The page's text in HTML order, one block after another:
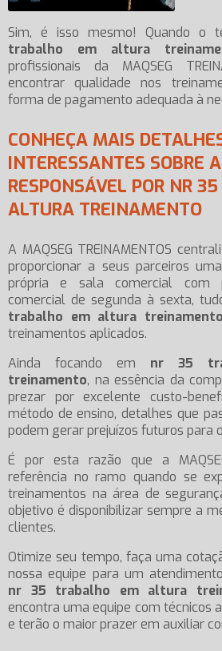
Sim, é isso mesmo! Quando o
trabalho em altura
profissionais da MAQSEG
encontrar qualidade nos
forma de pagamento adequada à
CONHEÇA MAIS
INTERESSANTES SOBRE
RESPONSÁVEL POR NR
ALTURA TREINAMENTO
A MAQSEG TREINAMENTOS
proporcionar a seus parceiros
própria e sala comercial com
comercial de segunda à sexta,
trabalho em altura treinamento
treinamentos aplicados.
Ainda focando em nr 35
treinamento, na essência da
prezar por excelente custo-
método de ensino, detalhes que
podem gerar prejuízos futuros para
É por esta razão que a
referência no ramo quando se
treinamentos na área de
objetivo é disponibilizar sempre a
clientes.
Otimize seu tempo, faça uma
nossa equipe para um
nr 35 trabalho em altura
encontra uma equipe com técnicos
e terão o maior prazer em auxiliar